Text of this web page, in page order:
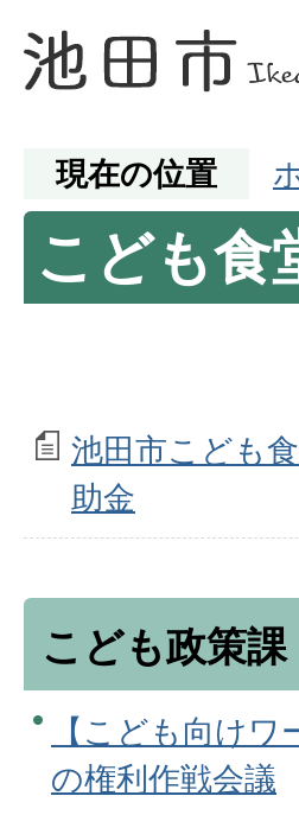
現在の位置
こども食
池田市こども
助金
こども政策課
【こども向け
の権利作戦会議